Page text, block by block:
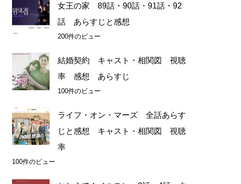
女王の家 89話・90話・91話・92
話 あらすじと感想
200件のビュー
結婚契約 キャスト・相関図 視聴
率 感想 あらすじ
100件のビュー
ライフ・オン・マーズ 全話あらす
じと感想 キャスト・相関図 視聴
率
100件のビュー